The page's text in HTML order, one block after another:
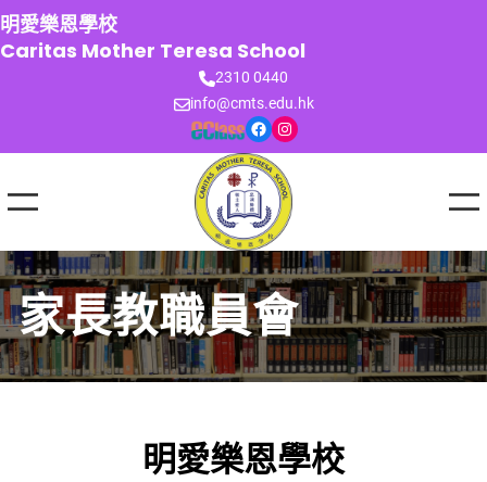
跳
至
主
明愛樂恩學校
Caritas Mother Teresa School
2310 0440
info@cmts.edu.hk
Facebook Instagram
家長教職員會
明愛樂恩學校